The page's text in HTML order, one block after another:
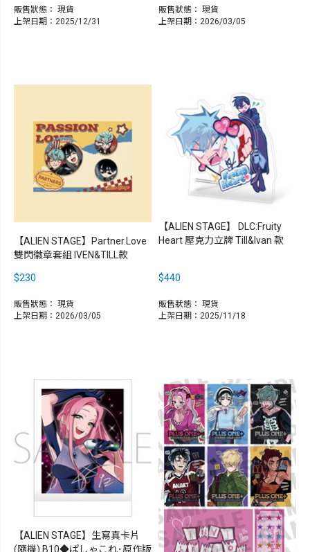
販售狀態： 現貨
上架日期：2025/12/31
販售狀態： 現貨
上架日期：2026/03/05
【ALIEN STAGE】Partner.Love
雙閃徽章套組 IVEN&TILL款
$230
販售狀態： 現貨
上架日期：2026/03/05
【ALIEN STAGE】 DLC:Fruity
Heart 壓克力立牌 Till&Ivan 款
$440
販售狀態： 現貨
上架日期：2025/11/18
【ALIEN STAGE】生寫真卡片
(隨機) B10◆ぱしゃこれ･原作版